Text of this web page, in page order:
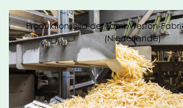
Produktionsbild der LambWeston-
(Niederlande)
Rabattprogramm
Die schrittweise Umstellung auf